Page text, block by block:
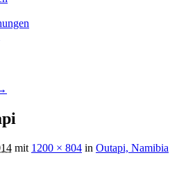
mit 1200 × 804 in Outapi, Namibia